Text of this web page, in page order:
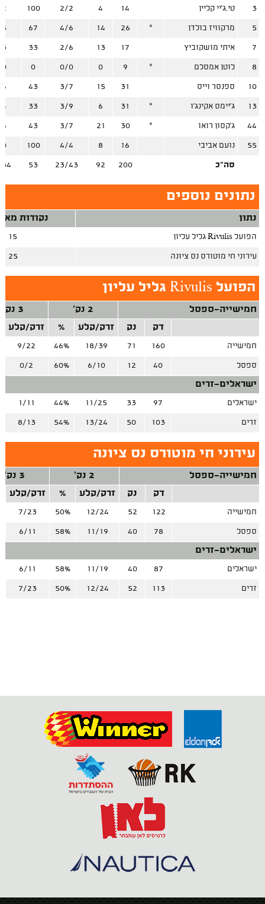
3 טי.ג'יי קליין 14
4
2/2
100
5 מרקוויז בולדן *
26
14
4/6
67
7 איתי מושקוביץ 17
13
2/6
33
8 לוטן אמסלם *
9
0
0/0
0
10 ספנסר וייס 31
15
3/7
43
13 ג'יימס אקינג'ו *
31
6
3/9
33
44 ג'קסון רואו *
30
21
3/7
43
55 נועם אביבי 16
8
4/4
100
סה"כ 200
92
23/43
53
נתונים נוספים
נתון נקודות
הפועל Rivulis גליל עליון 15
עירוני חי מוטורס נס ציונה 25
הפועל Rivulis גליל עליון
חמישייה-ספסל 2 נק'
3 נק'
דק
נק זרק/קלע % זרק/קלע
חמישייה 160
71
18/39
46%
9/22
ספסל 40
12
6/10
60%
0/2
ישראלים-זרים
ישראלים 97
33
11/25
44%
1/11
זרים 103
50
13/24
54%
8/13
עירוני חי מוטורס נס ציונה
חמישייה-ספסל 2 נק'
3 נק'
דק
נק זרק/קלע % זרק/קלע
חמישייה 122
52
12/24
50%
7/23
ספסל 78
40
11/19
58%
6/11
ישראלים-זרים
ישראלים 87
40
11/19
58%
6/11
זרים 113
52
12/24
50%
7/23